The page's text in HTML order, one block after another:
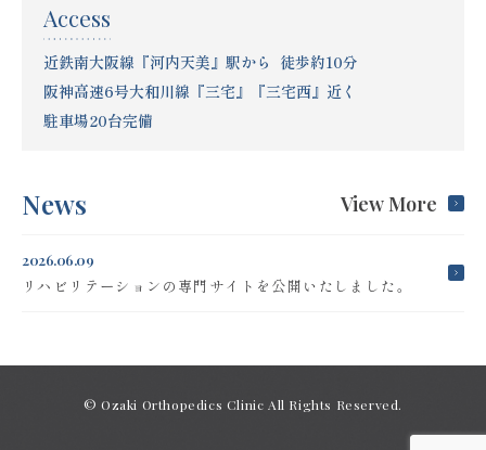
Access
近鉄南大阪線『河内天美』駅から 徒歩約10分
阪神高速6号大和川線『三宅』『三宅西』近く
駐車場20台完備
News View More
2026.06.09
リハビリテーションの専門サイトを公開いたしました。
© Ozaki Orthopedics Clinic All Rights Reserved.